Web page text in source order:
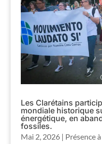
Les Clarétains
mondiale historique
énergétique, en
fossiles.
Mai 2, 2026| Présence